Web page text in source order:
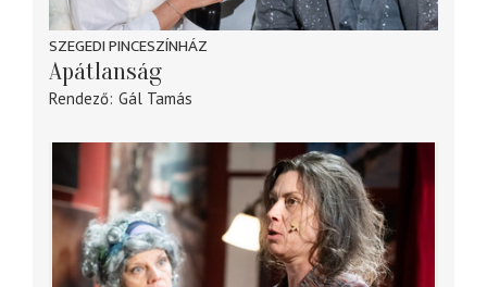
SZEGEDI PINCESZÍNHÁZ
Apátlanság
Rendező Gál Tamás